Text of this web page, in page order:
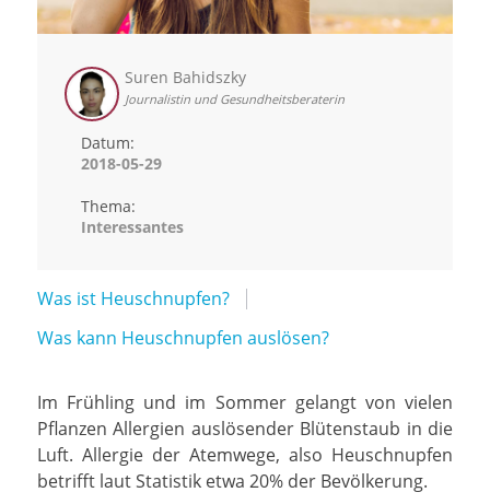
Suren Bahidszky
Journalistin und Gesundheitsberaterin
Datum:
2018-05-29
Thema:
Interessantes
Was ist Heuschnupfen?
Was kann Heuschnupfen auslösen?
Im Frühling und im Sommer gelangt von vielen
Pflanzen Allergien auslösender Blütenstaub in die
Luft. Allergie der Atemwege, also Heuschnupfen
betrifft laut Statistik etwa 20% der Bevölkerung.